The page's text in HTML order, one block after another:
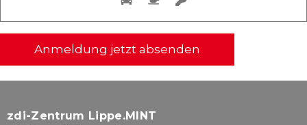
zdi-Zentrum Lippe.MINT